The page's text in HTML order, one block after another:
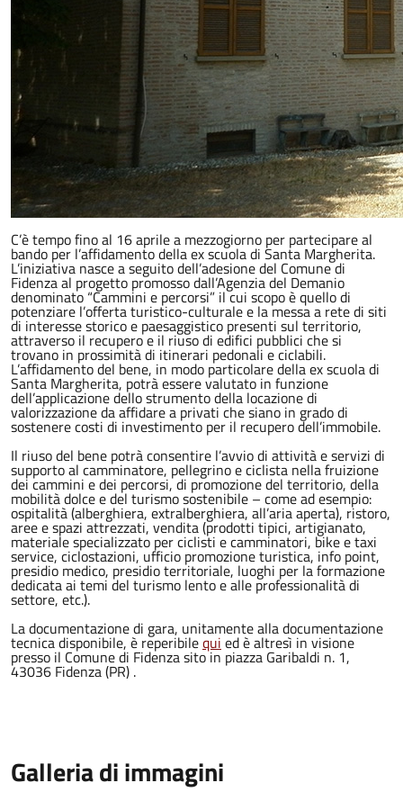
C’è tempo fino al 16 aprile a mezzogiorno per partecipare al
bando per l’affidamento della ex scuola di Santa Margherita.
L’iniziativa nasce a seguito dell’adesione del Comune di
Fidenza al progetto promosso dall’Agenzia del Demanio
denominato “Cammini e percorsi” il cui scopo è quello di
potenziare l’offerta turistico-culturale e la messa a rete di siti
di interesse storico e paesaggistico presenti sul territorio,
attraverso il recupero e il riuso di edifici pubblici che si
trovano in prossimità di itinerari pedonali e ciclabili.
L’affidamento del bene, in modo particolare della ex scuola di
Santa Margherita, potrà essere valutato in funzione
dell’applicazione dello strumento della locazione di
valorizzazione da affidare a privati che siano in grado di
sostenere costi di investimento per il recupero dell’immobile.
Il riuso del bene potrà consentire l’avvio di attività e servizi di
supporto al camminatore, pellegrino e ciclista nella fruizione
dei cammini e dei percorsi, di promozione del territorio, della
mobilità dolce e del turismo sostenibile – come ad esempio:
ospitalità (alberghiera, extralberghiera, all’aria aperta), ristoro,
aree e spazi attrezzati, vendita (prodotti tipici, artigianato,
materiale specializzato per ciclisti e camminatori, bike e taxi
service, ciclostazioni, ufficio promozione turistica, info point,
presidio medico, presidio territoriale, luoghi per la formazione
dedicata ai temi del turismo lento e alle professionalità di
settore, etc.).
La documentazione di gara, unitamente alla documentazione
tecnica disponibile, è reperibilequi ed è altresì in visione
presso il Comune di Fidenza sito in piazza Garibaldi n. 1,
43036 Fidenza (PR) .
Galleria di immagini